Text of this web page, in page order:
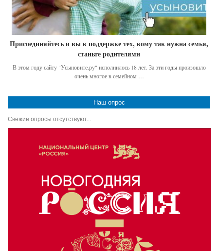
Присоединяйтесь и вы к поддержке тех, кому так нужна семья,
станьте родителями
В этом году сайту "Усыновите.ру" исполнилось 18 лет. За эти годы произошло
очень многое в семейном …
Наш опрос
Свежие опросы отсутствуют...